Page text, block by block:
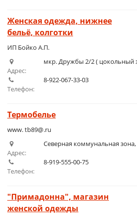
Женская одежда, нижнее
бельё, колготки
ИП Бойко А.П.
Адрес:
мкр. Дружбы 2/2 ( цокольный
Телефон:
8-922-067-33-03
Термобелье
www. tb89@.ru
Адрес:
Северная коммунальная зона,
Телефон:
8-919-555-00-75
"Примадонна", магазин
женской одежды